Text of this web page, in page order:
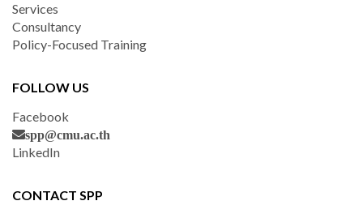
Services
Consultancy
Policy-Focused Training
FOLLOW US
Facebook
spp@cmu.ac.th
LinkedIn
CONTACT SPP